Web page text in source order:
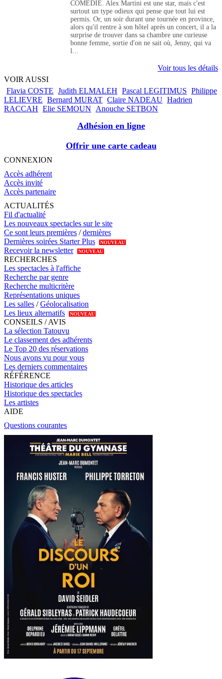
COMÉDIE. Alex Martini est une star, mais c'est
surtout un type odieux qui pense que tout lui est
permis. Or, un soir durant une tournée en province,
alors qu'il rentre à son hôtel après un concert, il a la
surprise de trouver dans sa chambre une curieuse
bonne femme, sortie d'on ne sait où, Jenny, qui va
l...
Voir tous les détails
VOIR AUSSI
Flavia COSTE Judith ELMALEH Pascal LEGITIMUS Philippe
LELIEVRE Bernard MURAT Claire NADEAU Hadrien
RACCAH Elie SEMOUN Anouche SETBON
Adhésion en ligne
Offrir une carte cadeau
CONNEXION
Accès adhérent
Accès invité
Accès partenaire
ACTUALITÉS
Fil d'actualité
Les nouveaux spectacles sur le site
Ce sont leurs premières /dernières
Dernières soirées Starter Plus
NOUVEAU
Recevoir la newsletter NOUVEAU
RECHERCHES
Les spectacles à l'affiche
Recherche par genre
Recherche multicritère
Représentations uniques
Les salles /Géolocalisation
Les lieux alternatifs
NOUVEAU
CONSEILS / AVIS
La sélection Tatouvu
Le classement des adhérents
Le Top 20 des réservations
Nous avons vu pour vous
Les derniers commentaires
RÉFÉRENCE
Historique des articles
Historique des spectacles
Les artistes
AIDE
Questions courantes